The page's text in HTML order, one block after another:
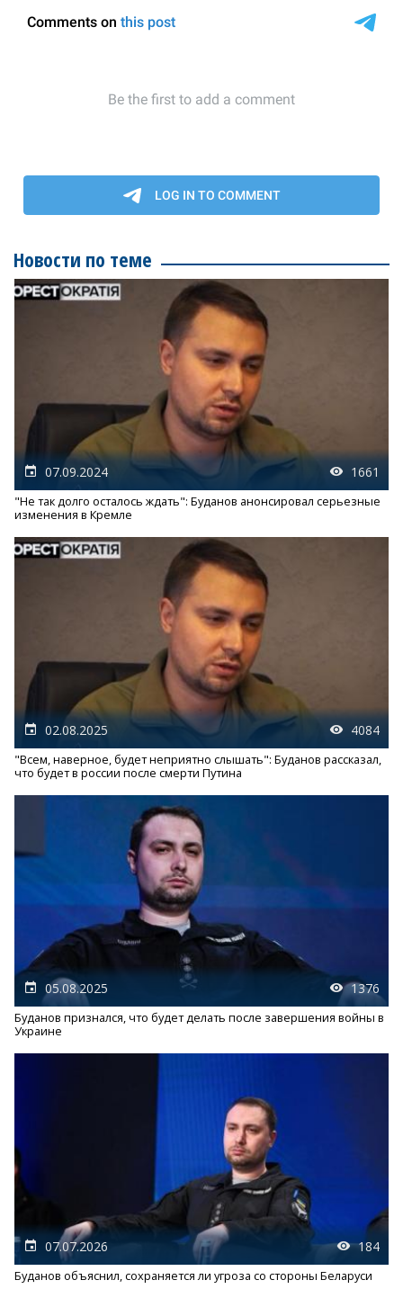
Новости по теме
07.09.2024 1661
"Не так долго осталось ждать": Буданов анонсировал серьезные
изменения в Кремле
02.08.2025 4084
"Всем, наверное, будет неприятно слышать": Буданов рассказал,
что будет в россии после смерти Путина
05.08.2025 1376
Буданов признался, что будет делать после завершения войны в
Украине
07.07.2026 184
Буданов объяснил, сохраняется ли угроза со стороны Беларуси